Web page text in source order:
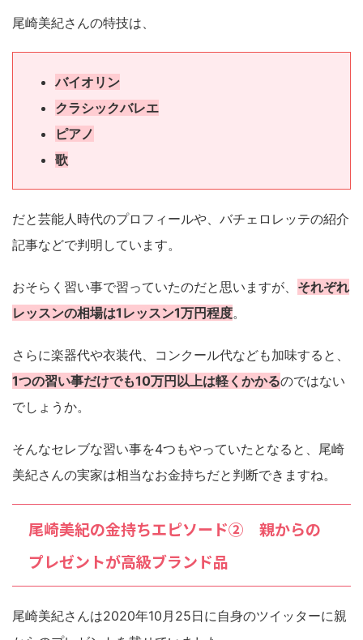
尾崎美紀さんの特技は、
バイオリン
クラシックバレエ
ピアノ
歌
だと芸能人時代のプロフィールや、バチェロレッテの紹介
記事などで判明しています。
おそらく習い事で習っていたのだと思いますが、 それぞれ
レッスンの相場は1レッスン1万円程度。
さらに楽器代や衣装代、コンクール代なども加味すると、
1つの習い事だけでも10万円以上は軽くかかるのではない
でしょうか。
そんなセレブな習い事を4つもやっていたとなると、尾崎
美紀さんの実家は相当なお金持ちだと判断できますね。
尾崎美紀の金持ちエピソード② 親からの
プレゼントが高級ブランド品
尾崎美紀さんは2020年10月25日に自身のツイッターに親